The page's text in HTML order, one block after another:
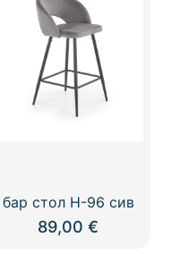
variants.
The
options
may
be
chosen
on
бар стол Н-96 сив
89,00€